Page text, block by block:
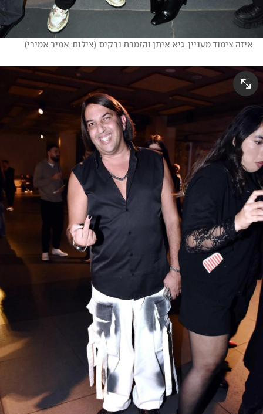
איזה צימוד מעניין. גיא איתן והזמרת נרקיס (צילום: אמיר אמירי)